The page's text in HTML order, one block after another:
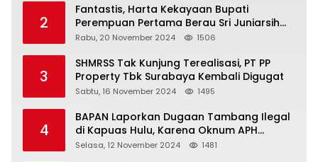
2
Fantastis, Harta Kekayaan Bupati
Perempuan Pertama Berau Sri Juniarsih
Mas Naik Rp20 Miliar Selama Menjabat
Rabu, 20 November 2024 1506
3
SHMRSS Tak Kunjung Terealisasi, PT PP
Property Tbk Surabaya Kembali Digugat
Sabtu, 16 November 2024 1495
4
BAPAN Laporkan Dugaan Tambang Ilegal
di Kapuas Hulu, Karena Oknum APH
Intimidasi Masyarakat
Selasa, 12 November 2024 1481